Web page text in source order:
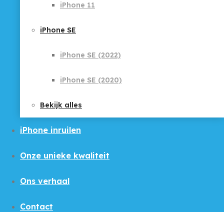
iPhone 11
iPhone SE
iPhone SE (2022)
iPhone SE (2020)
Bekijk alles
iPhone inruilen
Onze unieke kwaliteit
Ons verhaal
Contact